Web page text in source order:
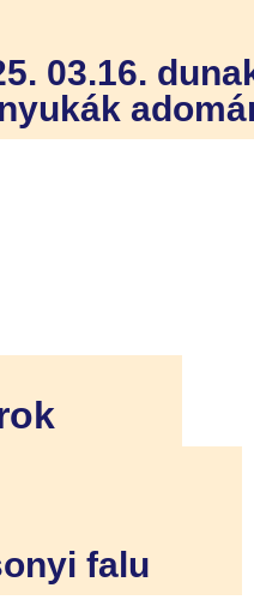
03.16.
falu